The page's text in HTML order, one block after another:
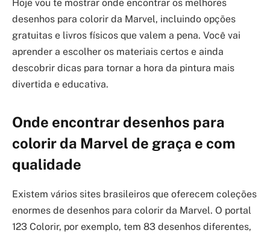
Hoje vou te mostrar onde encontrar os melhores
desenhos para colorir da Marvel, incluindo opções
gratuitas e livros físicos que valem a pena. Você vai
aprender a escolher os materiais certos e ainda
descobrir dicas para tornar a hora da pintura mais
divertida e educativa.
Onde encontrar desenhos para
colorir da Marvel de graça e com
qualidade
Existem vários sites brasileiros que oferecem coleções
enormes de desenhos para colorir da Marvel. O portal
123 Colorir, por exemplo, tem 83 desenhos diferentes,